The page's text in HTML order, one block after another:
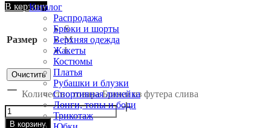
В корзину
Размер
S
M
L
Очистить
Количество товара Брюки из футера слива
В корзину
Каталог
Распродажа
Брюки и шорты
Верхняя одежда
Жакеты
Костюмы
Платья
Рубашки и блузки
Спортивная линейка
Лонги, топы и боди
Трикотаж